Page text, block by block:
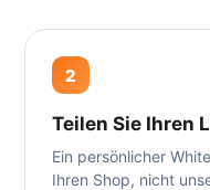
2
Teilen Sie Ihren
Ein persönlicher
Ihren Shop, nicht